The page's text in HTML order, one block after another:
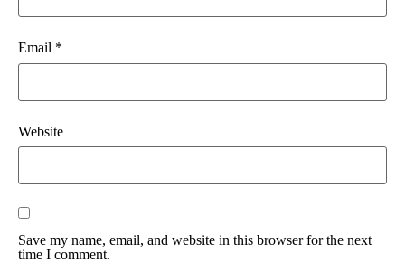
Email *
Website
Save my name, email, and website in this browser for the next
time I comment.